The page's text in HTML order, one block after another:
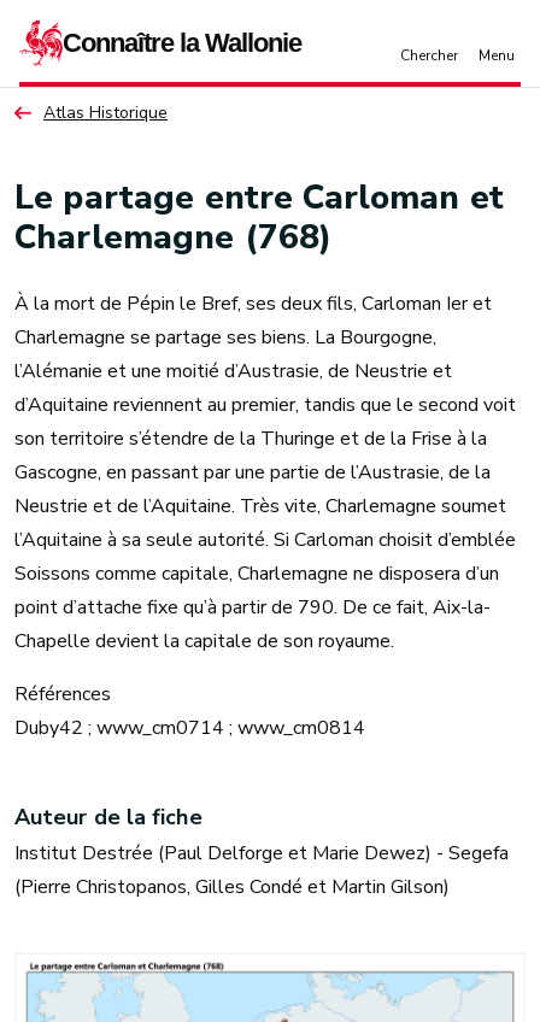
Atlas Historique
Le partage entre Carloman et
Charlemagne (768)
À la mort de Pépin le Bref, ses deux fils, Carloman Ier et
Charlemagne se partage ses biens. La Bourgogne,
l’Alémanie et une moitié d’Austrasie, de Neustrie et
d’Aquitaine reviennent au premier, tandis que le second voit
son territoire s’étendre de la Thuringe et de la Frise à la
Gascogne, en passant par une partie de l’Austrasie, de la
Neustrie et de l’Aquitaine. Très vite, Charlemagne soumet
l’Aquitaine à sa seule autorité. Si Carloman choisit d’emblée
Soissons comme capitale, Charlemagne ne disposera d’un
point d’attache fixe qu’à partir de 790. De ce fait, Aix-la-
Chapelle devient la capitale de son royaume.
Références
Duby42 ; www_cm0714 ; www_cm0814
Auteur de la fiche
Institut Destrée (Paul Delforge et Marie Dewez) - Segefa
(Pierre Christopanos, Gilles Condé et Martin Gilson)